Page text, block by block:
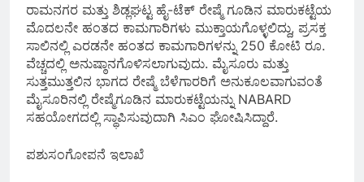
ರಾಮನಗರ ಮತ್ತು ಶಿಡ್ಲಘಟ್ಟ ಹೈ-ಟೆಕ್ ರೇಷ್ಮೆ ಗೂಡಿನ ಮಾರುಕಟ್ಟೆಯ
ಮೊದಲನೇ ಹಂತದ ಕಾಮಗಾರಿಗಳು ಮುಕ್ತಾಯಗೊಳ್ಳಲಿದ್ದು, ಪ್ರಸಕ್ತ
ಸಾಲಿನಲ್ಲಿ ಎರಡನೇ ಹಂತದ ಕಾಮಗಾರಿಗಳನ್ನು 250 ಕೋಟಿ ರೂ.
ವೆಚ್ಚದಲ್ಲಿ ಅನುಷ್ಠಾನಗೊಳಿಸಲಾಗುವುದು. ಮೈಸೂರು ಮತ್ತು
ಸುತ್ತಮುತ್ತಲಿನ ಭಾಗದ ರೇಷ್ಮೆ ಬೆಳೆಗಾರರಿಗೆ ಅನುಕೂಲವಾಗುವಂತೆ
ಮೈಸೂರಿನಲ್ಲಿ ರೇಷ್ಮೆಗೂಡಿನ ಮಾರುಕಟ್ಟೆಯನ್ನು NABARD
ಸಹಯೋಗದಲ್ಲಿ ಸ್ಥಾಪಿಸುವುದಾಗಿ ಸಿಎಂ ಘೋಷಿಸಿದ್ದಾರೆ.
ಪಶುಸಂಗೋಪನೆ ಇಲಾಖೆ